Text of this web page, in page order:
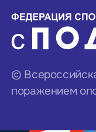
©
поражением